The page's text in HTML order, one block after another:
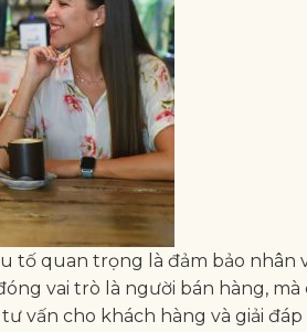
tố quan trọng là đảm bảo nhân
vai trò là người bán hàng, mà
vấn cho khách hàng và giải đáp